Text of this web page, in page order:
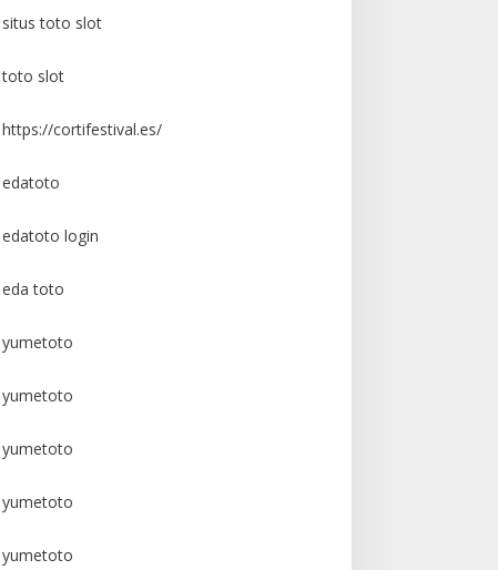
situs toto slot
toto slot
https://cortifestival.es/
edatoto
edatoto login
eda toto
yumetoto
yumetoto
yumetoto
yumetoto
yumetoto